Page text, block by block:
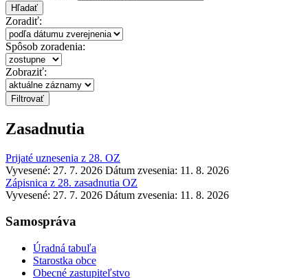
Hľadať
Zoradiť:
Spôsob zoradenia:
Zobraziť:
Zasadnutia
Prijaté uznesenia z 28. OZ
Vyvesené: 27. 7. 2026 Dátum zvesenia: 11. 8. 2026
Zápisnica z 28. zasadnutia OZ
Vyvesené: 27. 7. 2026 Dátum zvesenia: 11. 8. 2026
Samospráva
Úradná tabuľa
Starostka obce
Obecné zastupiteľstvo